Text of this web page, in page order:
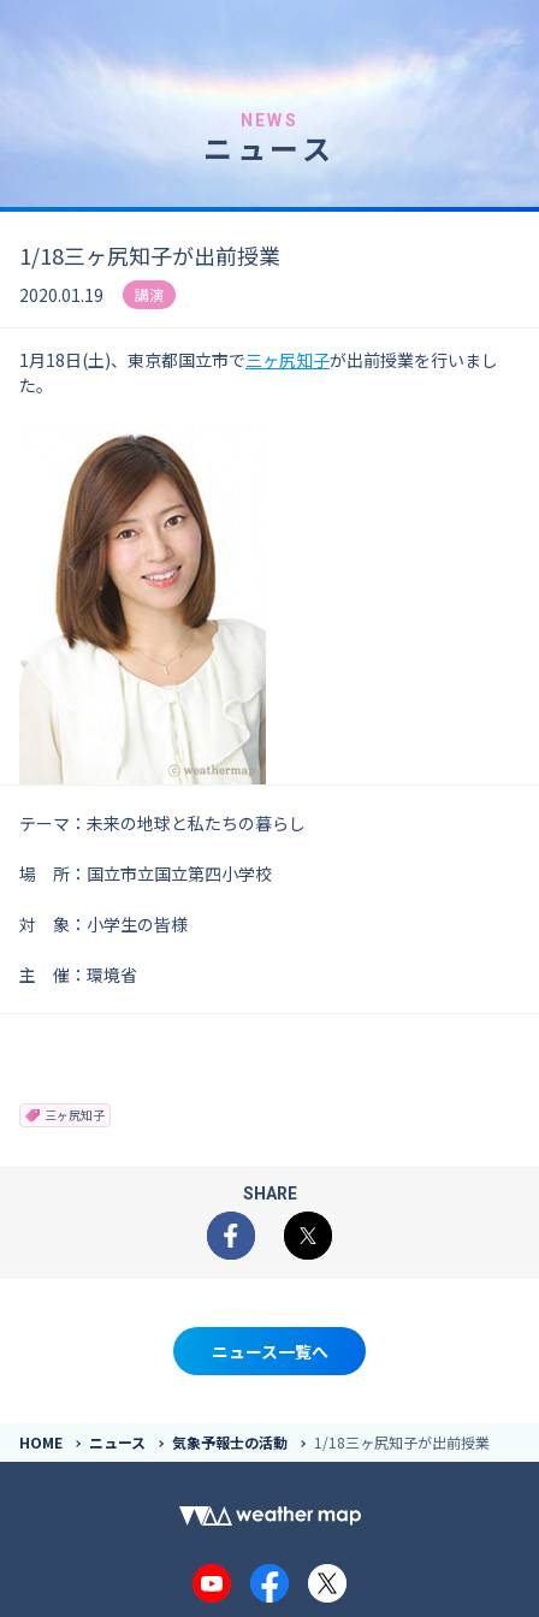
NEWS
ニュース
1/18三ヶ尻知子が出前授業
2020.01.19 講演
1月18日(土)、東京都国立市で三ヶ尻知子が出前授業を行いまし
た。
テーマ：未来の地球と私たちの暮らし
場 所：国立市立国立第四小学校
対 象：小学生の皆様
主 催：環境省
三ヶ尻知子
SHARE
Facebook
X
ニュース一覧へ
HOME ニュース 気象予報士の活動 1/18三ヶ尻知子が出前授業
YouTubeFacebook
X